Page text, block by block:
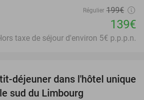
Régulier 199€
139€
taxe de séjour d'environ 5€ p.p.p.n.
30%
déjeuner dans l'hôtel unique
sud du Limbourg